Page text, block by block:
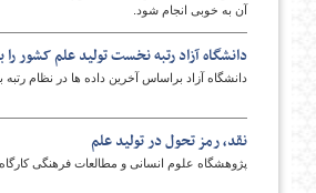
آن به خوبی انجام شود.
دانشگاه آزاد رتبه نخست تولید علم کشور
دانشگاه آزاد براساس آخرین داده ها در نظام
نقد، رمز تحول در تولید علم
پژوهشگاه علوم انسانی و مطالعات فرهنگی کارگاه